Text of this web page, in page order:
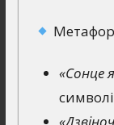
«Сонце